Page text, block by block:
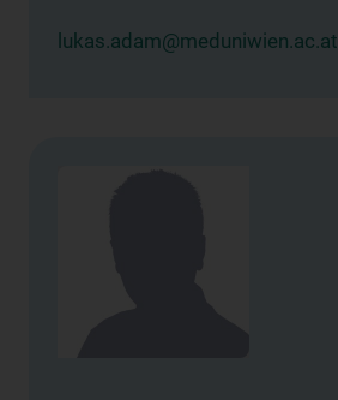
lukas.adam@meduniwien.ac.at